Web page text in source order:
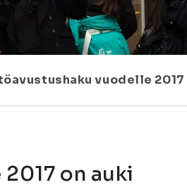
vuodelle 2017
on auki